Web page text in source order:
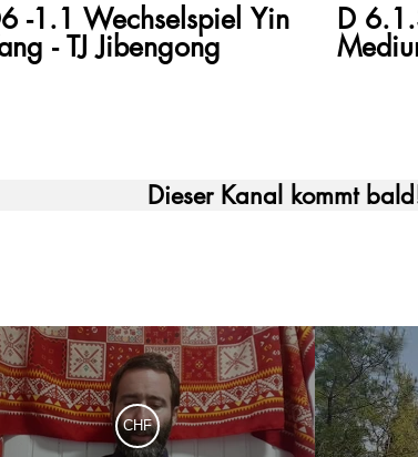
-1.1 Wechselspiel Yin
- TJ Jibengong
D
Dieser Kanal kommt
CHF